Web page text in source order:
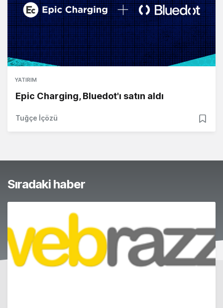
YATIRIM
Epic Charging, Bluedot'ı satın aldı
Tuğçe İçözü
Sıradaki haber